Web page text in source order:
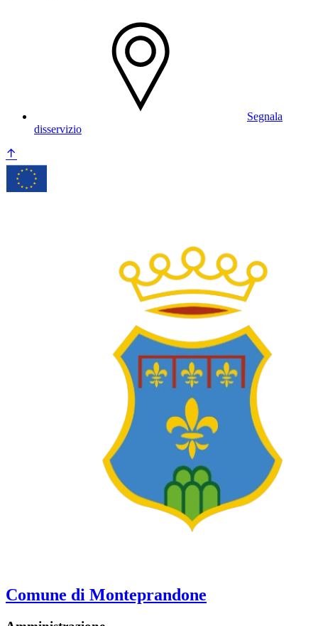
Segnala
disservizio
Comune di Monteprandone